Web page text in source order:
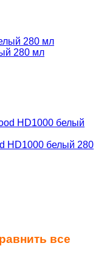
280 мл
HD1000 белый 280
все